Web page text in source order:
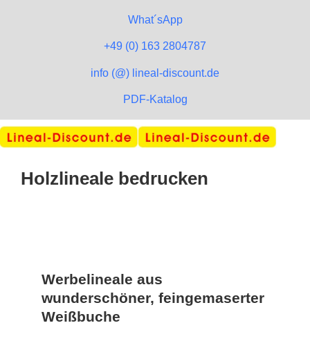
What´sApp
+49 (0) 163 2804787
info (@) lineal-discount.de
PDF-Katalog
Holzlineale bedrucken
Werbelineale aus
wunderschöner, feingemaserter
Weißbuche